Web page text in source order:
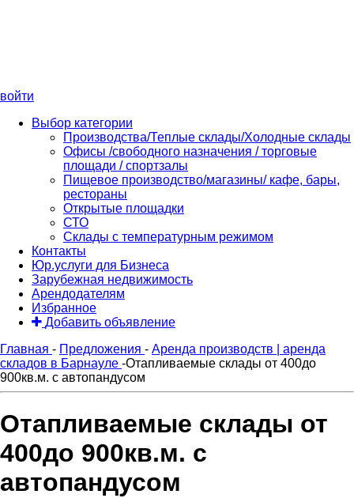
войти
Выбор категории
Производства/Теплые склады/Холодные склады
Офисы /свободного назначения / торговые
площади / спортзалы
Пищевое производство/магазины/ кафе, бары,
рестораны
Открытые площадки
СТО
Склады с температурным режимом
Контакты
Юр.услуги для Бизнеса
Зарубежная недвижимость
Арендодателям
Избранное
Добавить объявление
Главная - Предложения - Аренда производств | аренда
складов в Барнауле -Отапливаемые склады от 400до
900кв.м. с автопандусом
Отапливаемые склады от
400до 900кв.м. с
автопандусом